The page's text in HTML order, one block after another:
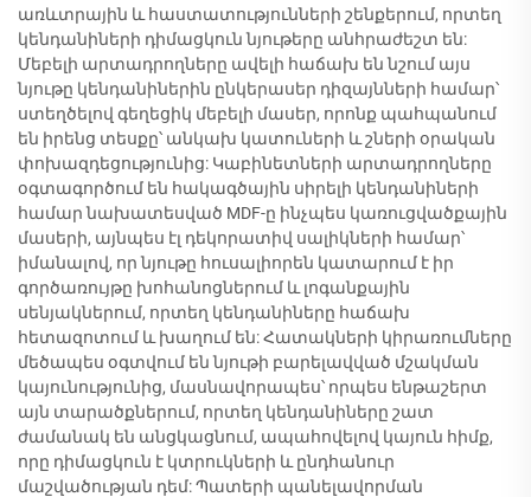
առևտրային և հաստատությունների շենքերում, որտեղ
կենդանիների դիմացկուն նյութերը անհրաժեշտ են:
Մեբելի արտադրողները ավելի հաճախ են նշում այս
նյութը կենդանիներին ընկերասեր դիզայնների համար՝
ստեղծելով գեղեցիկ մեբելի մասեր, որոնք պահպանում
են իրենց տեսքը՝ անկախ կատուների և շների օրական
փոխազդեցությունից: Կաբինետների արտադրողները
օգտագործում են հակագծային սիրելի կենդանիների
համար նախատեսված MDF-ը ինչպես կառուցվածքային
մասերի, այնպես էլ դեկորատիվ սալիկների համար՝
իմանալով, որ նյութը հուսալիորեն կատարում է իր
գործառույթը խոհանոցներում և լոգանքային
սենյակներում, որտեղ կենդանիները հաճախ
հետազոտում և խաղում են: Հատակների կիրառումները
մեծապես օգտվում են նյութի բարելավված մշակման
կայունությունից, մասնավորապես՝ որպես ենթաշերտ
այն տարածքներում, որտեղ կենդանիները շատ
ժամանակ են անցկացնում, ապահովելով կայուն հիմք,
որը դիմացկուն է կտրուկների և ընդհանուր
մաշվածության դեմ: Պատերի պանելավորման